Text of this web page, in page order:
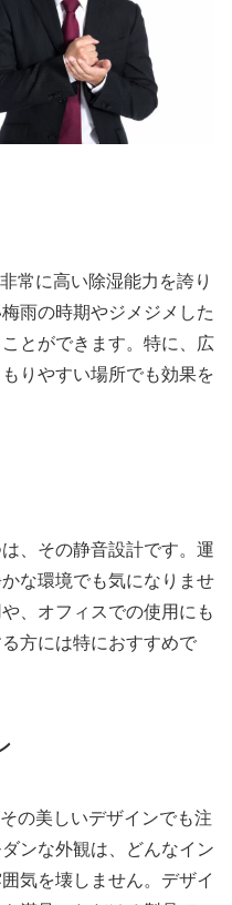
常に高い除湿能力を誇り
雨の時期やジメジメした
とができます。特に、広
りやすい場所でも効果を
、その静音設計です。運
な環境でも気になりませ
、オフィスでの使用にも
方には特におすすめで
の美しいデザインでも注
ンな外観は、どんなイン
気を壊しません。デザイ